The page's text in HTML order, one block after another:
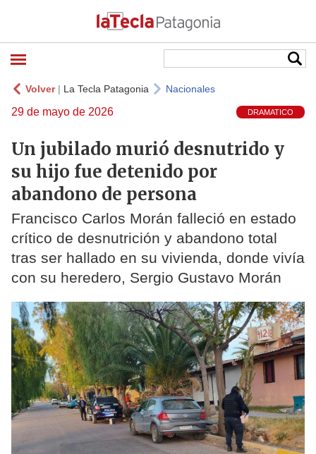
Volver| La Tecla Patagonia Nacionales
29 de mayo de 2026 DRAMATICO
Un jubilado murió desnutrido y
su hijo fue detenido por
abandono de persona
Francisco Carlos Morán falleció en estado
crítico de desnutrición y abandono total
tras ser hallado en su vivienda, donde vivía
con su heredero, Sergio Gustavo Morán